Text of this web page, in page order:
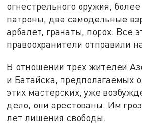
огнестрельного оружия,
патроны, две самодельные
арбалет, гранаты, порох. Все
правоохранители отправили
В отношении трех жителей
и Батайска, предполагаемых
этих мастерских, уже
дело, они арестованы. Им
лет лишения свободы.